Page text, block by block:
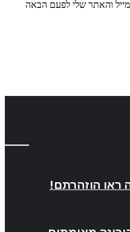
והאתר שלי לפעם הבאה
ראו הוזהרתם!